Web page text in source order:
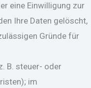
eine Einwilligung zur
Ihre Daten gelöscht,
Gründe für
B. steuer- oder
im